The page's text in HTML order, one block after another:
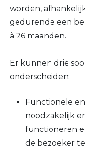
worden,
gedurende een
à 26 maanden.
Er kunnen drie
onderscheiden:
Functionele
noodzakelijk
functioneren
de bezoeker